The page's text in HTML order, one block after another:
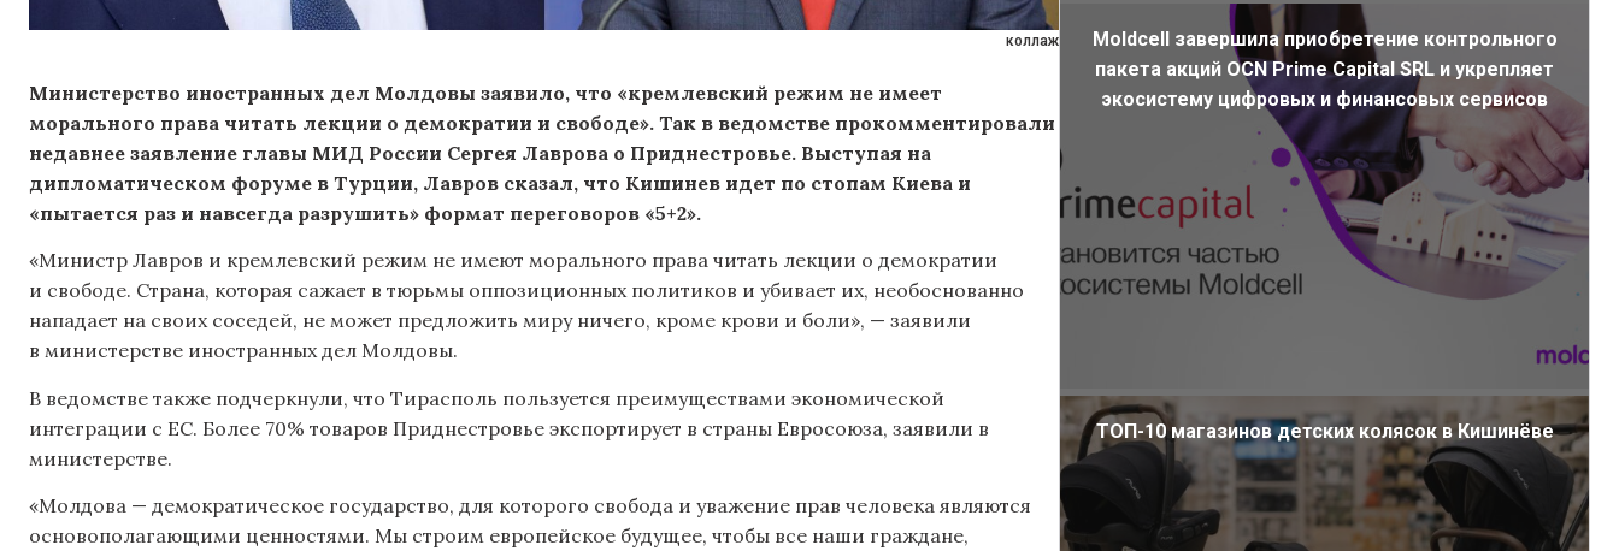
коллаж
Министерство иностранных дел Молдовы заявило, что «кремлевский режим не имеет
морального права читать лекции о демократии и свободе». Так в ведомстве прокомментировали
недавнее заявление главы МИД России Сергея Лаврова о Приднестровье. Выступая на
дипломатическом форуме в Турции, Лавров сказал, что Кишинев идет по стопам Киева и
«пытается раз и навсегда разрушить» формат переговоров «5+2».
«Министр Лавров и кремлевский режим не имеют морального права читать лекции о демократии
и свободе. Страна, которая сажает в тюрьмы оппозиционных политиков и убивает их, необоснованно
нападает на своих соседей, не может предложить миру ничего, кроме крови и боли», — заявили
в министерстве иностранных дел Молдовы.
В ведомстве также подчеркнули, что Тирасполь пользуется преимуществами экономической
интеграции с ЕС. Более 70% товаров Приднестровье экспортирует в страны Евросоюза, заявили в
министерстве.
«Молдова — демократическое государство, для которого свобода и уважение прав человека являются
основополагающими ценностями. Мы строим европейское будущее, чтобы все наши граждане,
Moldcell завершила приобретение контрольного
пакета акций OCN Prime Capital SRL и укрепляет
экосистему цифровых и финансовых сервисов
ТОП-10 магазинов детских колясок в Кишинёве